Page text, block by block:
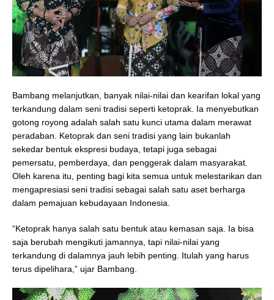
Bambang melanjutkan, banyak nilai-nilai dan kearifan lokal yang
terkandung dalam seni tradisi seperti ketoprak. Ia menyebutkan
gotong royong adalah salah satu kunci utama dalam merawat
peradaban. Ketoprak dan seni tradisi yang lain bukanlah
sekedar bentuk ekspresi budaya, tetapi juga sebagai
pemersatu, pemberdaya, dan penggerak dalam masyarakat.
Oleh karena itu, penting bagi kita semua untuk melestarikan dan
mengapresiasi seni tradisi sebagai salah satu aset berharga
dalam pemajuan kebudayaan Indonesia.
“Ketoprak hanya salah satu bentuk atau kemasan saja. Ia bisa
saja berubah mengikuti jamannya, tapi nilai-nilai yang
terkandung di dalamnya jauh lebih penting. Itulah yang harus
terus dipelihara,” ujar Bambang.